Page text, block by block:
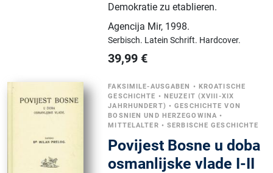
Demokratie zu etablieren.
Agencija Mir, 1998.
Serbisch. Latein Schrift. Hardcover.
39,99 €
FAKSIMILE-AUSGABEN • KROATISCHE
GESCHICHTE • NEUZEIT (XVIII-XIX
JAHRHUNDERT) •GESCHICHTE VON
BOSNIEN UND HERZEGOWINA •
MITTELALTER •SERBISCHE GESCHICHTE
Povijest Bosne u doba
osmanlijske vlade I-II